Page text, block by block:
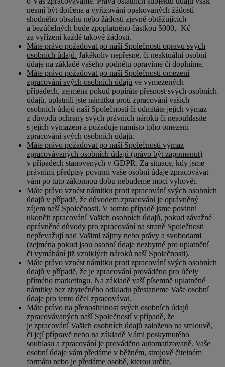
nesmí být dotčena a vyřizování opakovaných žádostí
shodného obsahu nebo žádostí zjevně obtěžujících
a bezúčelných bude zpoplatněno částkou 5000,- Kč
za vyřízení každé takové žádosti.
Máte právo požadovat po naší Společnosti opravu svých
osobních údajů. Jakékoliv nepřesné, či neaktuální osobní
údaje na základě vašeho podnětu opravíme či doplníme.
Máte právo požadovat po naší Společnosti omezení
zpracování svých osobních údajů ve vymezených
případech, zejména pokud popíráte přesnost svých osobních
údajů, uplatnili jste námitku proti zpracování vašich
osobních údajů naší Společností či odmítáte jejich výmaz
z důvodů ochrany svých právních nároků či nesouhlasíte
s jejich výmazem a požaduje namísto toho omezení
zpracování svých osobních údajů.
Máte právo požadovat po naší Společnosti výmaz
zpracovávaných osobních údajů (právo být zapomenut)
v případech stanovených v GDPR. Za situace, kdy jsme
právními předpisy povinni vaše osobní údaje zpracovávat
vám po tuto zákonnou dobu nebudeme moci vyhovět.
Máte právo vznést námitku proti zpracování svých osobních
údajů v případě, že důvodem zpracování je oprávněný
zájem naší Společnosti. V tomto případě jsme povinni
ukončit zpracování Vašich osobních údajů, pokud závažné
oprávněné důvody pro zpracování na straně Společnosti
nepřevažují nad Vašimi zájmy nebo právy a svobodami
(zejména pokud jsou osobní údaje nezbytné pro uplatnění
či vymáhání již vzniklých nároků naší Společnosti).
Máte právo vznést námitku proti zpracování svých osobních
údajů v případě, že je zpracování prováděno pro účely
přímého marketingu. Na základě vaší písemně uplatněné
námitky bez zbytečného odkladu přestaneme Vaše osobní
údaje pro tento účel zpracovávat.
Máte právo na přenositelnost svých osobních údajů
zpracovávaných naší Společností v případě, že
je zpracování Vašich osobních údajů založeno na smlouvě,
či její přípravě nebo na základě Vámi poskytnutého
souhlasu a zpracování je prováděno automatizovaně. Vaše
osobní údaje vám předáme v běžném, strojově čitelném
formátu nebo je předáme osobě, kterou určíte.